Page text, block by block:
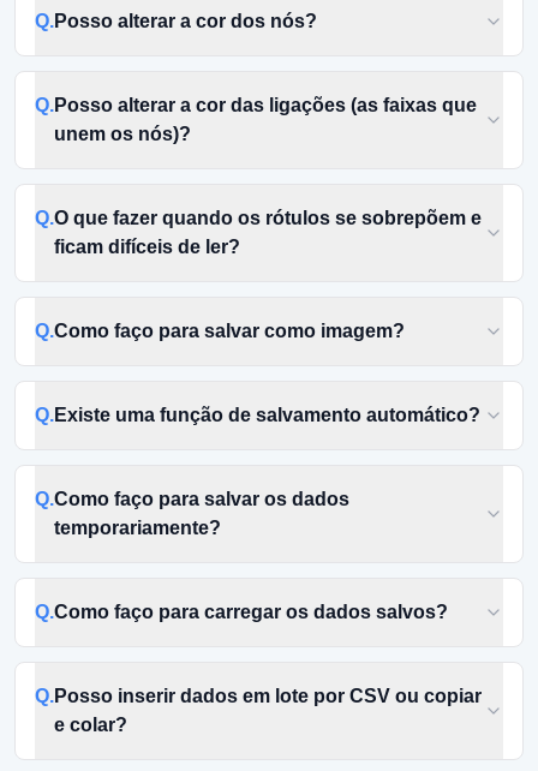
Q.Posso alterar a cor dos nós?
Q.Posso alterar a cor das ligações (as faixas que
unem os nós)?
Q.O que fazer quando os rótulos se sobrepõem e
ficam difíceis de ler?
Q.Como faço para salvar como imagem?
Q.Existe uma função de salvamento automático?
Q.Como faço para salvar os dados
temporariamente?
Q.Como faço para carregar os dados salvos?
Q.Posso inserir dados em lote por CSV ou copiar
e colar?